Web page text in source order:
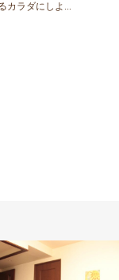
カラダにしよ...